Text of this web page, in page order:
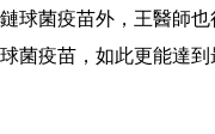
球菌疫苗外，王醫師
菌疫苗，如此更能達到